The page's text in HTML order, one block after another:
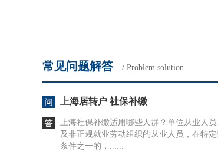
常见问题解答 / Problem solution
上海居转户 社保补缴
上海社保补缴适用哪些人群？单位从业人
及非正规就业劳动组织的从业人员，在特
条件之一的，......